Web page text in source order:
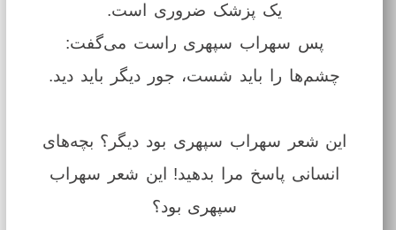
یک پزشک ضروری است.
پس سهراب سپهری راست می‌گفت:
چشم‌ها را باید شست، جور دیگر باید دید.
این شعر سهراب سپهری بود دیگر؟ بچه‌های
انسانی پاسخ مرا بدهید! این شعر سهراب
سپهری بود؟